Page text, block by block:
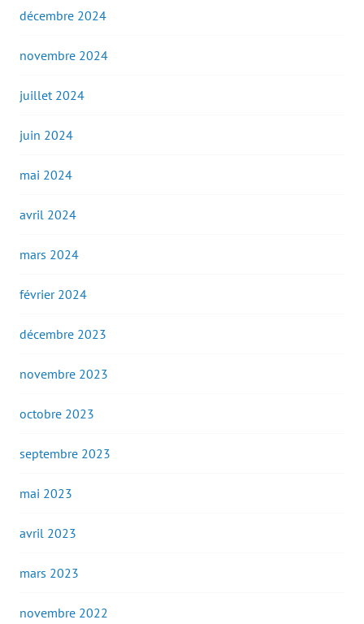
décembre 2024
novembre 2024
juillet 2024
juin 2024
mai 2024
avril 2024
mars 2024
février 2024
décembre 2023
novembre 2023
octobre 2023
septembre 2023
mai 2023
avril 2023
mars 2023
novembre 2022